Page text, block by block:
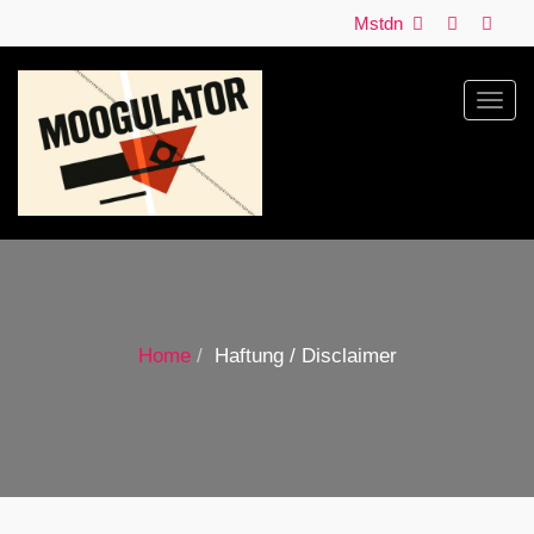
Mstdn
Home Haftung / Disclaimer